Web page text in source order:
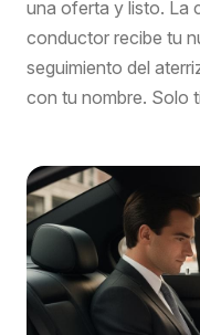
una oferta y listo. La
conductor recibe tu
seguimiento del
con tu nombre. Solo